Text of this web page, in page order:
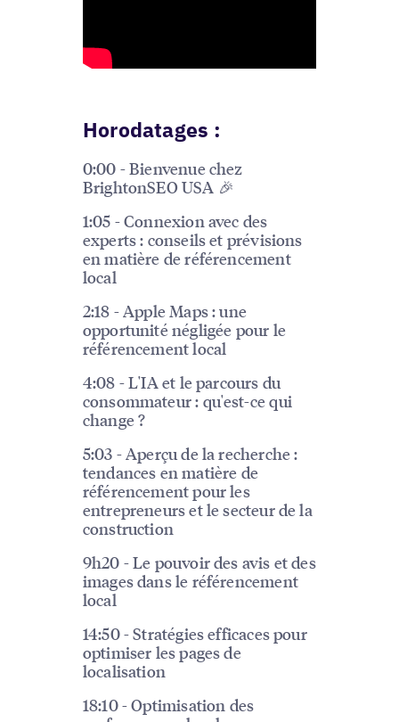
Horodatages :
0:00 - Bienvenue chez
BrightonSEO USA 🎉
1:05 - Connexion avec des
experts : conseils et prévisions
en matière de référencement
local
2:18 - Apple Maps : une
opportunité négligée pour le
référencement local
4:08 - L'IA et le parcours du
consommateur : qu'est-ce qui
change ?
5:03 - Aperçu de la recherche :
tendances en matière de
référencement pour les
entrepreneurs et le secteur de la
construction
9h20 - Le pouvoir des avis et des
images dans le référencement
local
14:50 - Stratégies efficaces pour
optimiser les pages de
localisation
18:10 - Optimisation des